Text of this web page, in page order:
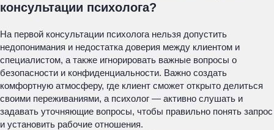
консультации психолога?
На первой консультации психолога нельзя допустить
недопонимания и недостатка доверия между клиентом и
специалистом, а также игнорировать важные вопросы о
безопасности и конфиденциальности. Важно создать
комфортную атмосферу, где клиент сможет открыто делиться
своими переживаниями, а психолог — активно слушать и
задавать уточняющие вопросы, чтобы правильно понять запрос
и установить рабочие отношения.